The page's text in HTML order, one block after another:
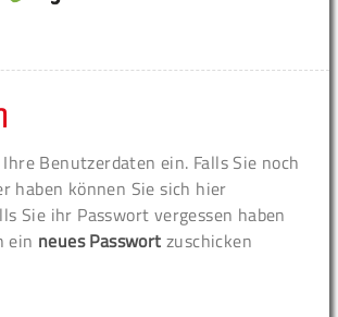
Benutzerdaten ein. Falls Sie noch
haben können Sie sich hier
Sie ihr Passwort vergessen haben
ein neues Passwort zuschicken